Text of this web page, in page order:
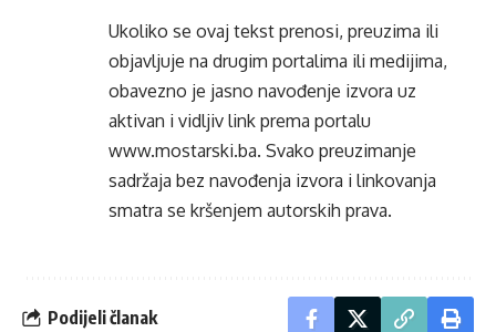
Ukoliko se ovaj tekst prenosi, preuzima ili
objavljuje na drugim portalima ili medijima,
obavezno je jasno navođenje izvora uz
aktivan i vidljiv link prema portalu
www.mostarski.ba. Svako preuzimanje
sadržaja bez navođenja izvora i linkovanja
smatra se kršenjem autorskih prava.
Podijeli članak